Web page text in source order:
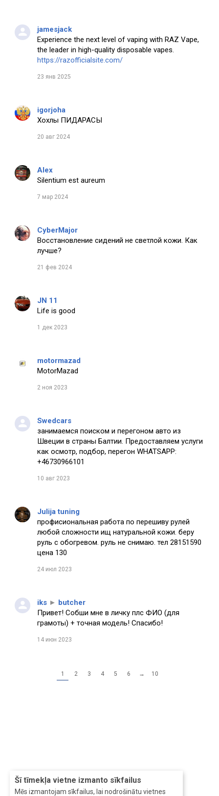
Šī tīmekļa vietne izmanto sīkfailus
Mēs izmantojam sīkfailus, lai nodrošinātu vietnes
jamesjack
Experience the next level of vaping with RAZ Vape,
the leader in high-quality disposable vapes.
https://razofficialsite.com/
23 янв 2025
igorjoha
Хохлы ПИДАРАСЫ
20 авг 2024
Alex
Silentium est aureum
7 мар 2024
CyberMajor
Восстановление сидений не светлой кожи. Как
лучше?
21 фев 2024
JN 11
Life is good
1 дек 2023
motormazad
MotorMazad
2 ноя 2023
Swedcars
занимаемся поиском и перегоном авто из
Швеции в страны Балтии. Предоставляем услуги
как осмотр, подбор, перегон WHATSAPP:
+46730966101
10 авг 2023
Julija tuning
профисиональная работа по перешиву рулей
любой сложности ищ натуральной кожи. беру
руль с обогревом. руль не снимаю. тел 28151590
цена 130
24 июл 2023
iks ► butcher
Привет! Собши мне в личку плс ФИО (для
грамоты) + точная модель! Спасибо!
14 июн 2023
1 2 3 4 5 6 → 10